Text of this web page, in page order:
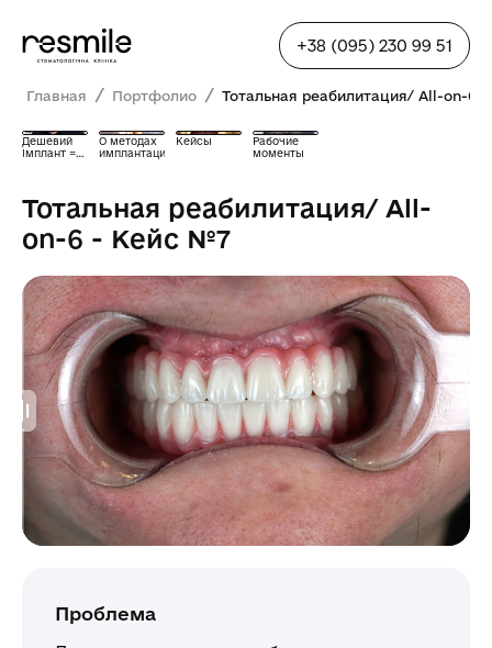
+38 (095) 230 99 51
Главная / Портфолио / Тотальная реабилитация/ All-on-6
Дешевий
імплант =
О методах
имплантации
Кейсы
Рабочие
моменты
Тотальная реабилитация/ All-
on-6 - Кейс №7
Проблема